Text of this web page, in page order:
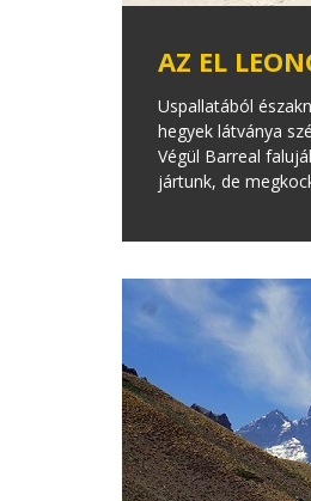
AZ EL
Uspallatából
hegyek látványa
Végül Barreal
jártunk, de